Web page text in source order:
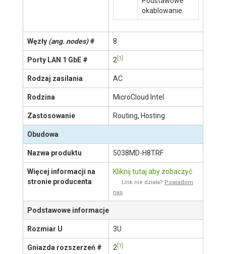
Ilość
Nazwa
produktu
938BH-R1K68B
1[1]
X10SDD-F#
Podstawowe
okablowanie
Węzły (ang. nodes) 8
Porty LAN 1 GbE # 2
Rodzaj zasilania AC
POKAŻ WIĘCEJ